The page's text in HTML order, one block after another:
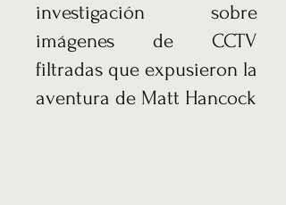
investigación sobre
imágenes de CCTV
filtradas que expusieron la
aventura de Matt Hancock